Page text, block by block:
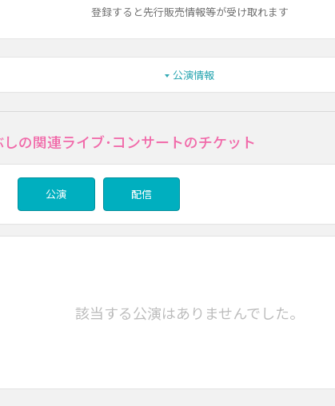
登録すると先行販売情報等が受け取れます
公演情報
の関連ライブ･コンサートのチケット
公演 配信
該当する公演はありませんでした。